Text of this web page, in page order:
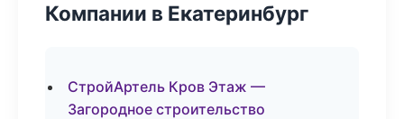
Компании в Екатеринбург
СтройАртель Кров Этаж —
Загородное строительство